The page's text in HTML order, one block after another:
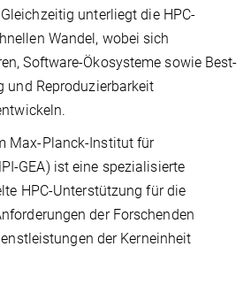
unterliegt die HPC-
Wandel, wobei sich
Software-Ökosysteme sowie Best-
und Reproduzierbarkeit
Max-Planck-Institut für
GEA) ist eine spezialisierte
HPC-Unterstützung für die
der Forschenden
der Kerneinheit